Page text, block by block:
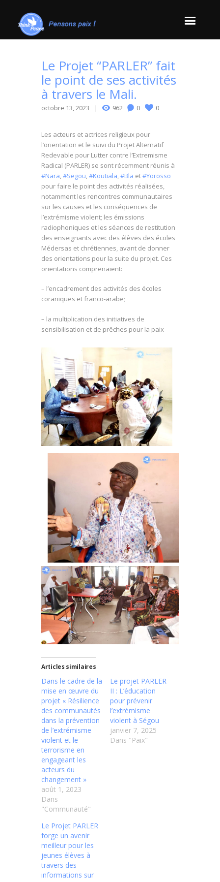
Le Projet “PARLER” fait
le point de ses activités
à travers le Mali.
octobre 13, 2023 962 0 0
Les acteurs et actrices religieux pour
l’orientation et le suivi du Projet Alternatif
Redevable pour Lutter contre l’Extremisme
Radical (PARLER) se sont récemment réunis à
#Nara #Segou #Koutiala #Bla et#Yorosso
pour faire le point des activités réalisées,
notamment les rencontres communautaires
sur les causes et les conséquences de
l’extrémisme violent; les émissions
radiophoniques et les séances de restitution
des enseignants avec des élèves des écoles
Médersas et chrétiennes, avant de donner
des orientations pour la suite du projet. Ces
orientations comprenaient:
– l’encadrement des activités des écoles
coraniques et franco-arabe;
– la multiplication des initiatives de
sensibilisation et de prêches pour la paix
Articles similaires
Dans le cadre de la
mise en œuvre du
projet « Résilience
des communautés
dans la prévention
de l’extrémisme
violent et le
terrorisme en
engageant les
acteurs du
changement »
août 1, 2023
Dans
"Communauté"
Le projet PARLER
II : L’éducation
pour prévenir
l’extrémisme
violent à Ségou
janvier 7, 2025
Dans "Paix"
Le Projet PARLER
forge un avenir
meilleur pour les
jeunes élèves à
travers des
informations sur